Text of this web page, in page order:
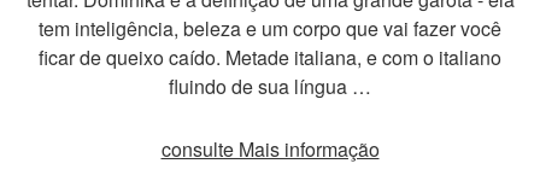
tem inteligência, beleza e um corpo que vai fazer você
ficar de queixo caído. Metade italiana, e com o italiano
fluindo de sua língua …
consulte Mais informação